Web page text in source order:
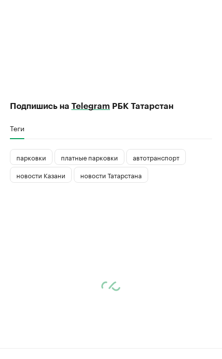
Подпишись на Telegram РБК Татарстан
Теги
парковки платные парковки
автотранспорт
новости Казани
новости Татарстана